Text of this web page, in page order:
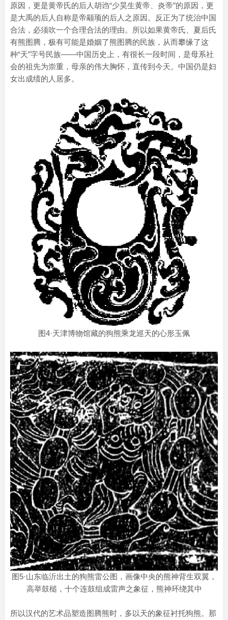
原因，更是黄帝氏的后人胡诌“少昊生黄帝、炎帝”的原因，更
是大禹的后人自称是帝颛顼的后人之原因。反正为了统治中国
合法，必须吹一个合理合法的理由。所以如果黄帝氏、夏后氏
有熊图腾，极有可能是婚姻了熊图腾的民族，从而攀缘了这
种“天”字号民族——中国历史上，有很长一段时间，是母系社
会的祖先为崇重，母亲的伟大胸怀，直传到今天。中国仍是妇
女出成绩的人居多。
图4·天津博物馆藏的狗熊乘龙巡天的心形玉佩
图5·山东临沂出土的狗熊雷公图，画像中央的熊神背生双翼，
高举鼓槌，十个连鼓组成雷声之象征，熊神环绕其中
所以汉代的艺术品塑造图腾熊时，多以天的象征衬托狗熊。那